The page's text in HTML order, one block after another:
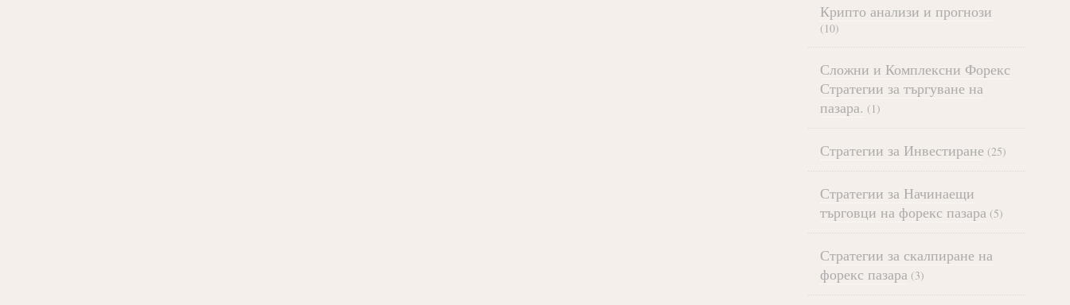
Крипто анализи и прогнози
(10)
Сложни и Комплексни Форекс
Стратегии за търгуване на
пазара. (1)
Стратегии за Инвестиране (25)
Стратегии за Начинаещи
търговци на форекс пазара (5)
Стратегии за скалпиране на
форекс пазара (3)